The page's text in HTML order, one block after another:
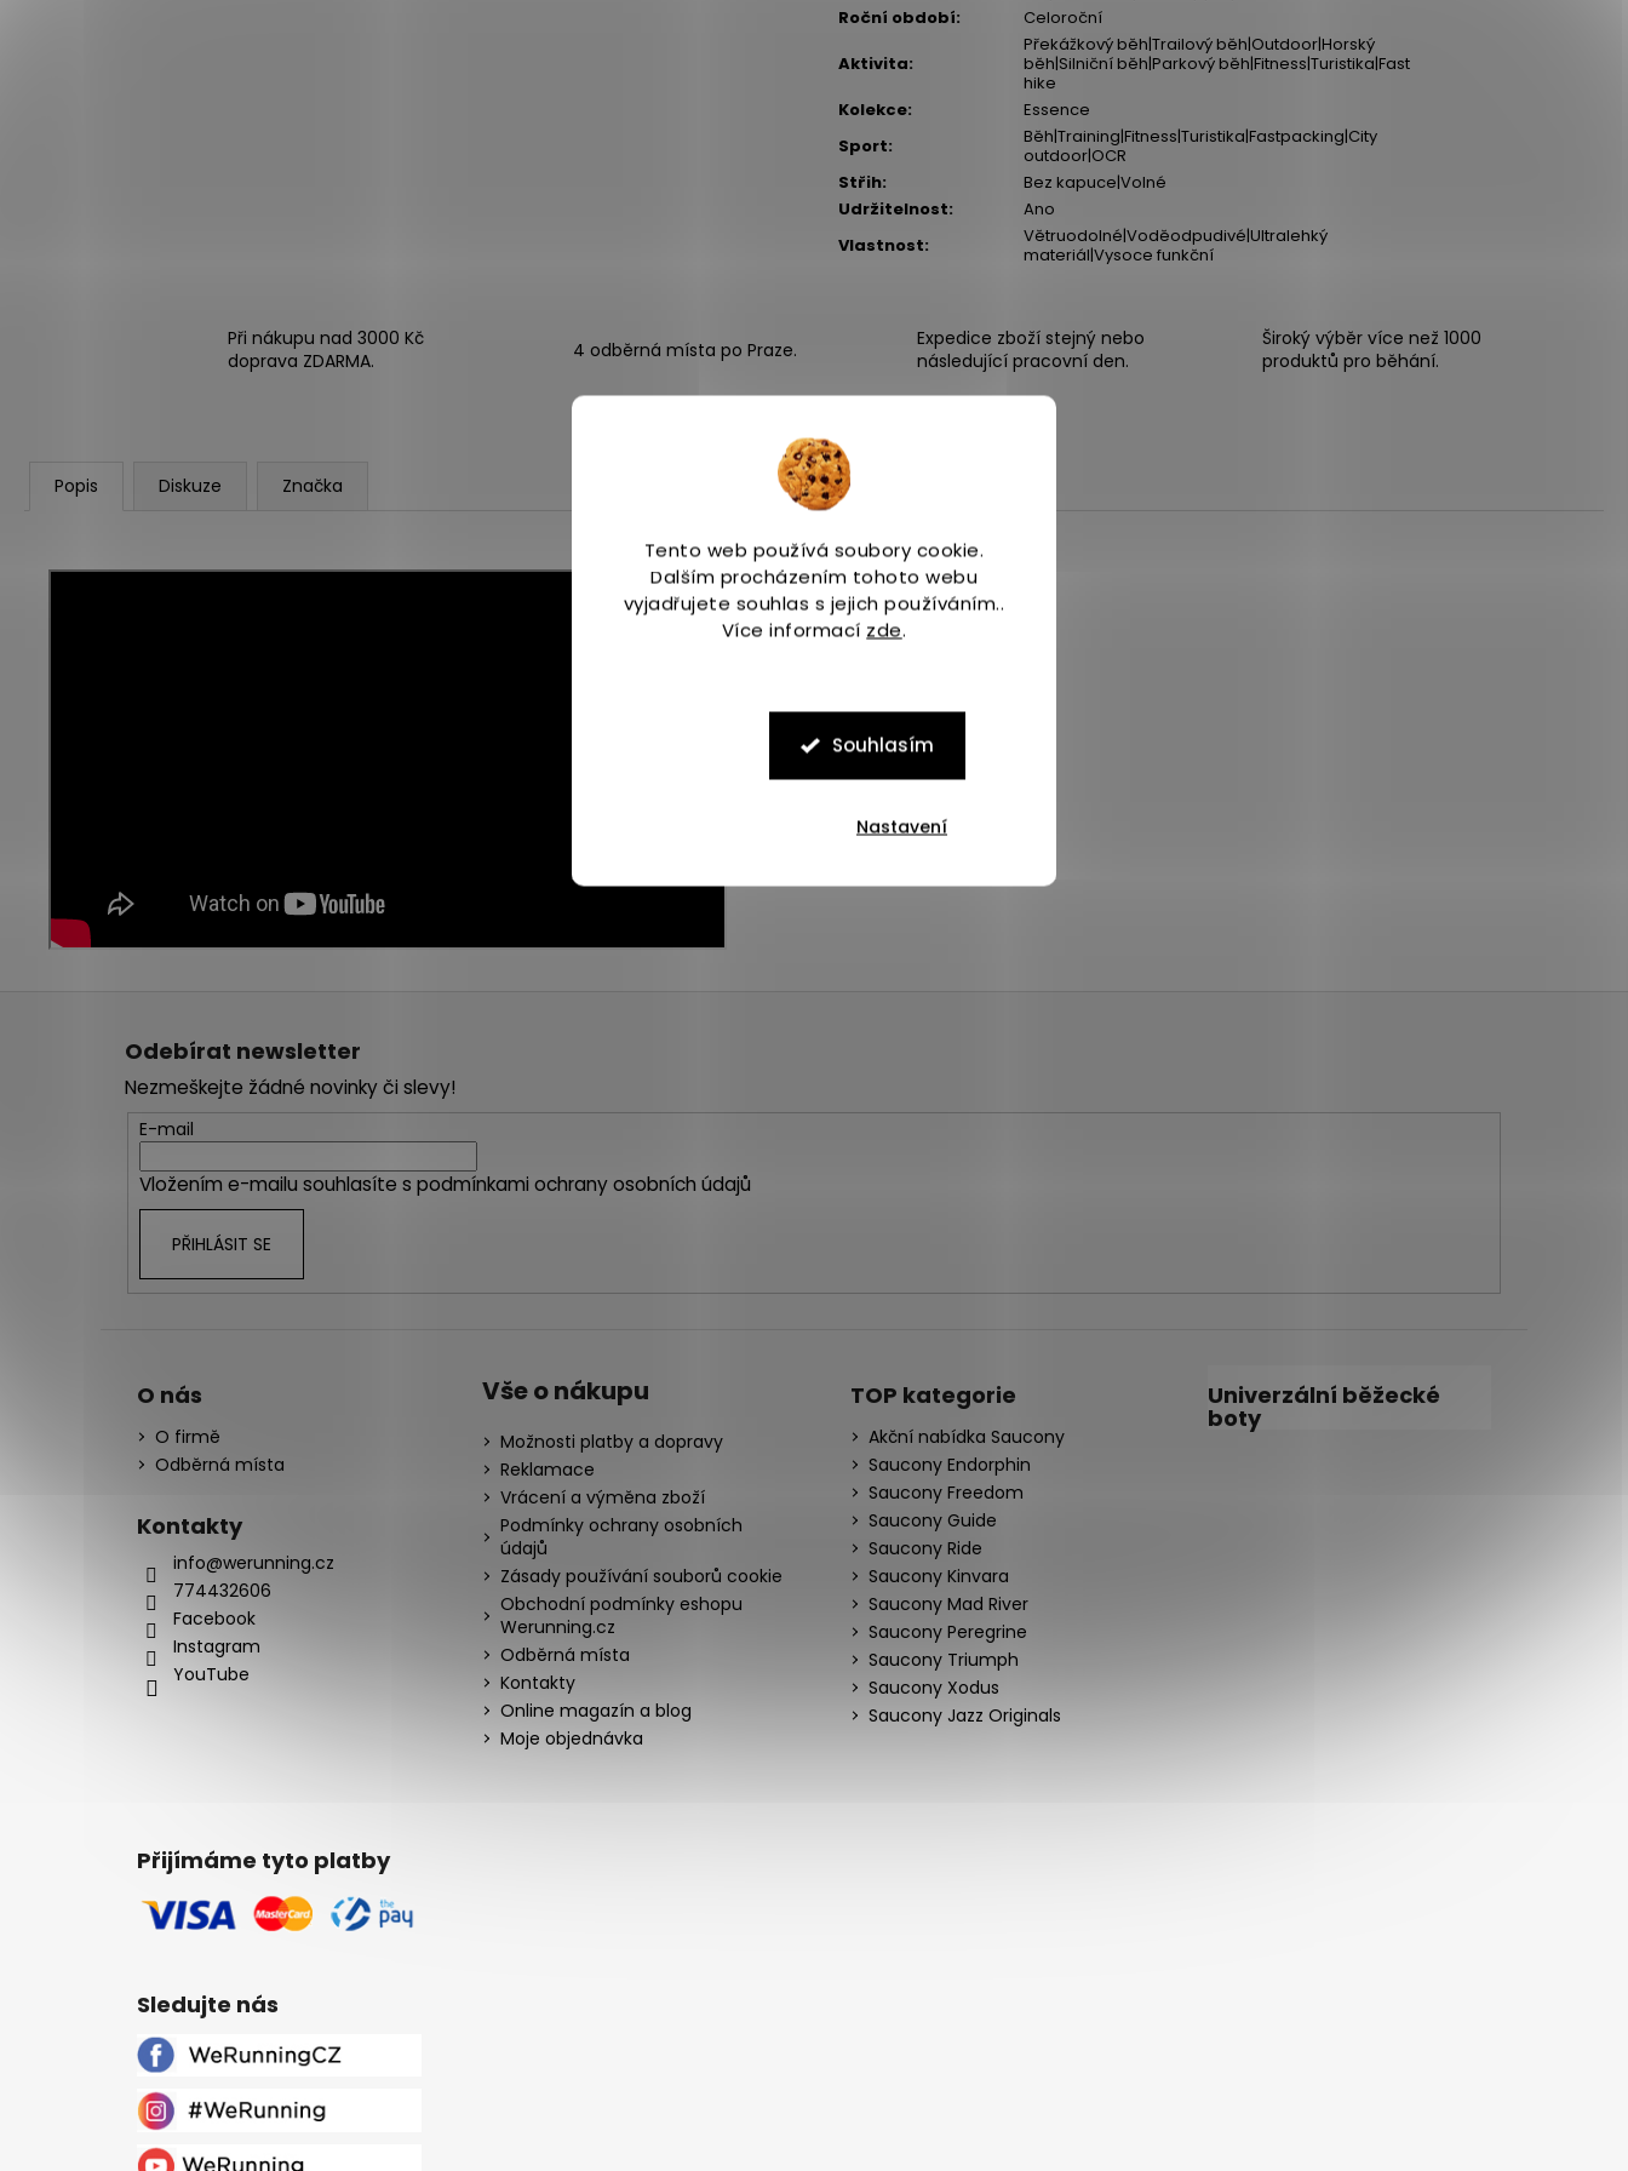
Tento web používá soubory cookie.
Dalším procházením tohoto webu
vyjadřujete souhlas s jejich používáním..
Více informací zde.
Souhlasím
Nastavení
Roční období:
Celoroční
Aktivita:
Překážkový běh|Trailový běh|Outdoor|Horský
běh|Silniční běh|Parkový běh|Fitness|Turistika|Fast
hike
Kolekce:
Essence
Sport:
Běh|Training|Fitness|Turistika|Fastpacking|City
outdoor|OCR
Střih:
Bez kapuce|Volné
Udržitelnost:
Ano
Vlastnost:
Větruodolné|Voděodpudivé|Ultralehký
materiál|Vysoce funkční
Při nákupu nad 3000 Kč
doprava ZDARMA.
4 odběrná místa po Praze.
Expedice zboží stejný nebo
následující pracovní den.
Široký výběr více než 1000
produktů pro běhání.
Popis Diskuze Značka
Odebírat newsletter
Nezmeškejte žádné novinky či slevy!
E-mail
Vložením e-mailu souhlasíte s podmínkami ochrany osobních údajů
PŘIHLÁSIT SE
O nás
O firmě
Odběrná místa
Kontakty
info@werunning.cz
774432606
Facebook
Instagram
YouTube
Vše o nákupu
Možnosti platby a dopravy
Reklamace
Vrácení a výměna zboží
Podmínky ochrany osobních
údajů
Zásady používání souborů cookie
Obchodní podmínky eshopu
Werunning.cz
Odběrná místa
Kontakty
Online magazín a blog
Moje objednávka
TOP kategorie
Akční nabídka Saucony
Saucony Endorphin
Saucony Freedom
Saucony Guide
Saucony Ride
Saucony Kinvara
Saucony Mad River
Saucony Peregrine
Saucony Triumph
Saucony Xodus
Saucony Jazz Originals
Univerzální běžecké
boty
Přijímáme tyto platby
Sledujte nás